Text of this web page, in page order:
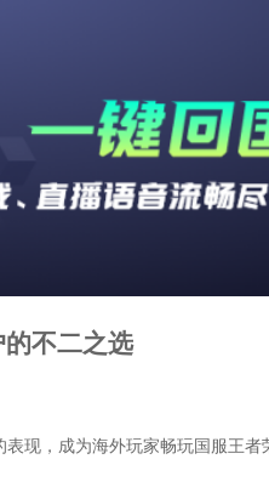
不二之选
现，成为海外玩家畅玩国服王者